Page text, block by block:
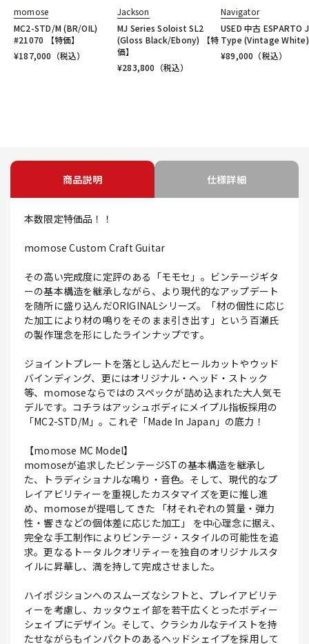
momose
MC2-STD/M (BR/OIL)
#21070 【特価】
¥187,000 （税込）
Jackson
MJ Series Soloist SL2
(Gloss Black/Ebony) 【特
価】
¥283,800 （税込）
Navigator
USED 中古 ESPARTO
Type (Vintage White)
¥89,000 （税込）
商品説明 仕様詳細
本数限定特価品！！
momose Custom Craft Guitar
その高い完成度に定評のある「モモセ」。ビンテージギタ
ーの基本構造を継承しながら、より現代的なアップデート
を随所に盛り込んだORIGINALシリーズ。「材の個性に応じ
た加工により材の鳴りをそのまま引き出す」という百瀬氏
の製作理念を形にしたラインナップです。
ジョイントプレートを落とし込んだヒールカットやウッド
バインディング、更にはオリジナル・ヘッド・ストック
等、momoseならではのスペックが詰め込まれた大人気モ
デルです。コチラはアッシュボディにメイプル指板採用の
「MC2-STD/M」。これぞ「Made In Japan」の底力！
【momose MC Model】
momoseが追求したビンテージSTの基本構造を継承し
た、トラディショナルな鳴り・音色。そして、現代的なプ
レイアビリティーを重視したカスタマイズを更に推し進
め、momoseが提唱してきた 「材それぞれの質量・弾力
性・響きなどの個体差に応じた加工」 を中心理念に据え、
完全な手工制作によりビンテージ・スタイルの可能性を追
求。更なるトータルクオリティーを独自のオリジナルスタ
イルに昇華し、満を持して完成させました。
ハイポジションへのスムーズなシフトと、プレイアビリテ
ィーを考慮し、カッタウェイ部を若干広くとったボディー
シェイプにデザイン。そして、クラシカルなテイストを持
たせながらもインパクトのあるヘッドシェイプを採用して